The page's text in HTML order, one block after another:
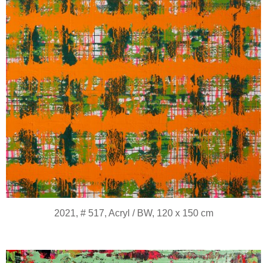
2021, # 517, Acryl / BW, 120 x 150 cm